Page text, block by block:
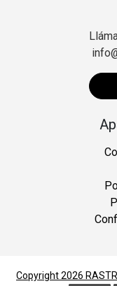
Copyright 2026